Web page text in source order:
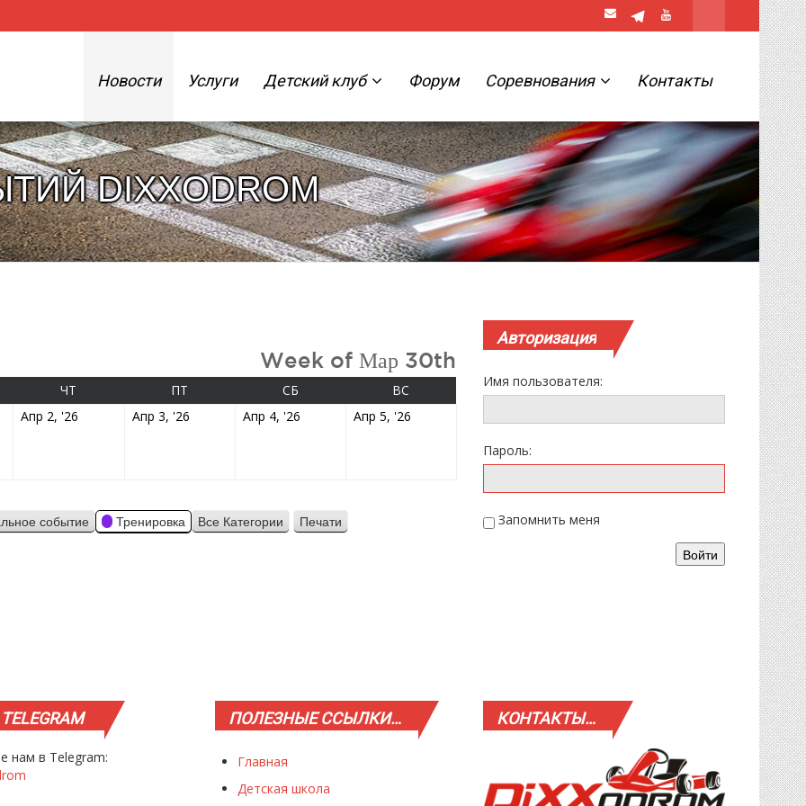
Новости Услуги Детский клуб Форум Соревнования Контакты
DIXXODROM
Week of Мар 30th
ЧТ ПТ СБСУББОТА ВС ВОСКРЕСЕНЬЕ
Апр 2, '26 02.04.2026Апр 3, '26 03.04.2026Апр 4, '26 04.04.2026Апр 5, '26
событие Тренировка Все Категории Просмотр
Печати
Авторизация
Имя пользователя:
Пароль:
Запомнить меня
Войти
нам в Telegram:
ПОЛЕЗНЫЕССЫЛКИ…
Главная
Детская школа
КОНТАКТЫ…